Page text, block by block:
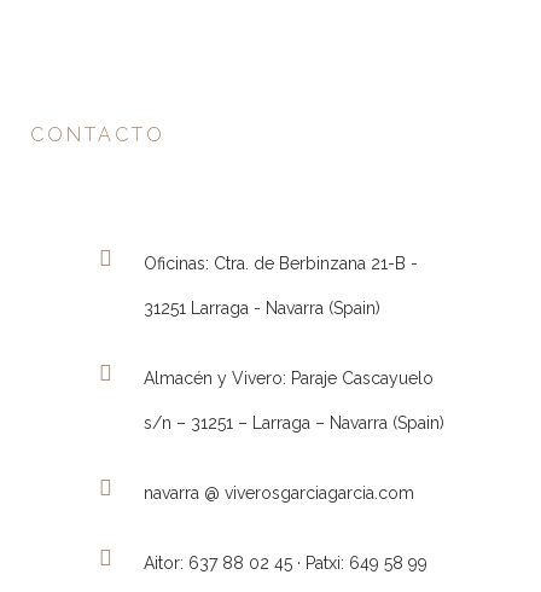
CONTACTO
Oficinas: Ctra. de Berbinzana 21-B -
31251 Larraga - Navarra (Spain)
Almacén y Vivero: Paraje Cascayuelo
s/n – 31251 – Larraga – Navarra (Spain)
navarra @ viverosgarciagarcia.com
Aitor: 637 88 02 45 · Patxi: 649 58 99